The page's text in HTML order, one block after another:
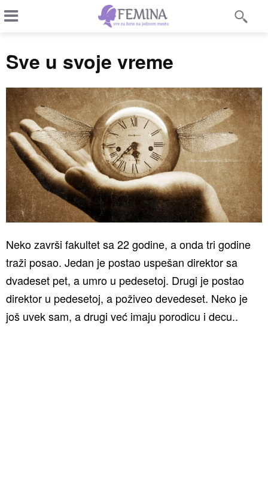
Sve u svoje vreme
Neko završi fakultet sa 22 godine, a onda tri godine
traži posao. Jedan je postao uspešan direktor sa
dvadeset pet, a umro u pedesetoj. Drugi je postao
direktor u pedesetoj, a poživeo devedeset. Neko je
još uvek sam, a drugi već imaju porodicu i decu..